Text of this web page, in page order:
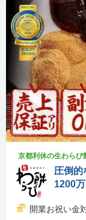
京都利休の生わらび
圧倒的
1200
開業お祝い金